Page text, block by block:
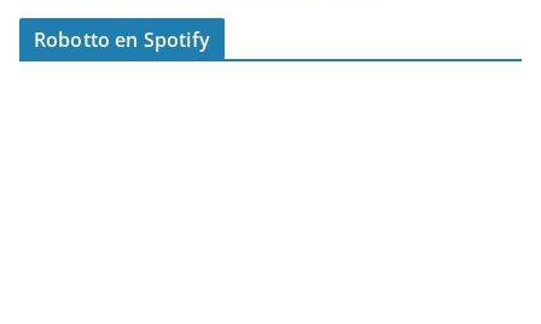
Robotto en Spotify